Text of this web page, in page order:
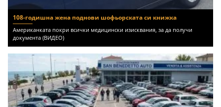
108-годишна жена поднови шофьорската си книжка
Американката покри всички медицински изисквания, за да получи
документа (ВИДЕО)